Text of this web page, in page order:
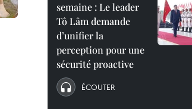
semaine : Le leader
Tô Lâm demande
d’unifier la
perception pour une
sécurité proactive
ÉCOUTER